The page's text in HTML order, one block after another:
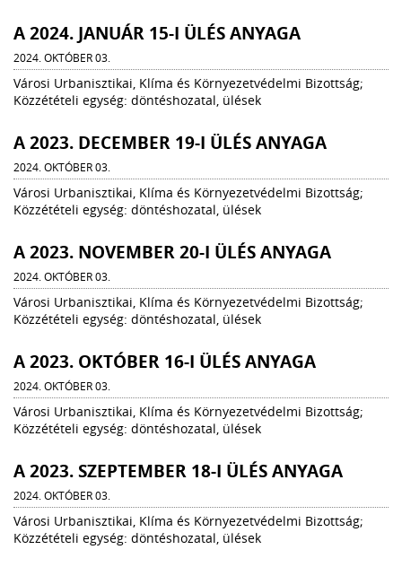
A 2024. JANUÁR 15-I ÜLÉS ANYAGA
2024. OKTÓBER 03.
Városi Urbanisztikai, Klíma és Környezetvédelmi Bizottság;
Közzétételi egység: döntéshozatal, ülések
A 2023. DECEMBER 19-I ÜLÉS ANYAGA
2024. OKTÓBER 03.
Városi Urbanisztikai, Klíma és Környezetvédelmi Bizottság;
Közzétételi egység: döntéshozatal, ülések
A 2023. NOVEMBER 20-I ÜLÉS ANYAGA
2024. OKTÓBER 03.
Városi Urbanisztikai, Klíma és Környezetvédelmi Bizottság;
Közzétételi egység: döntéshozatal, ülések
A 2023. OKTÓBER 16-I ÜLÉS ANYAGA
2024. OKTÓBER 03.
Városi Urbanisztikai, Klíma és Környezetvédelmi Bizottság;
Közzétételi egység: döntéshozatal, ülések
A 2023. SZEPTEMBER 18-I ÜLÉS ANYAGA
2024. OKTÓBER 03.
Városi Urbanisztikai, Klíma és Környezetvédelmi Bizottság;
Közzétételi egység: döntéshozatal, ülések